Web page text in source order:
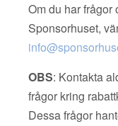
Om du har frågor
Sponsorhuset,
OBS: Kontakta
frågor kring
Dessa frågor